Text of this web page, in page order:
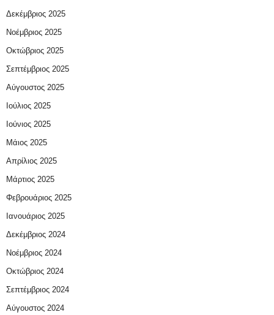
Δεκέμβριος 2025
Νοέμβριος 2025
Οκτώβριος 2025
Σεπτέμβριος 2025
Αύγουστος 2025
Ιούλιος 2025
Ιούνιος 2025
Μάιος 2025
Απρίλιος 2025
Μάρτιος 2025
Φεβρουάριος 2025
Ιανουάριος 2025
Δεκέμβριος 2024
Νοέμβριος 2024
Οκτώβριος 2024
Σεπτέμβριος 2024
Αύγουστος 2024